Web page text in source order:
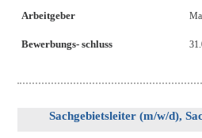
Arbeitgeber
Bewerbungs- schluss
Sachgebietsleiter (m/w/d),